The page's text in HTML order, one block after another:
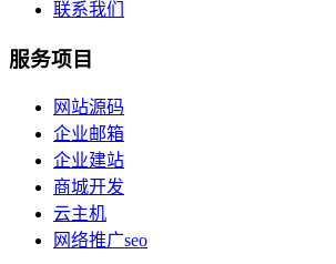
联系我们
服务项目
网站源码
企业邮箱
企业建站
商城开发
云主机
网络推广seo